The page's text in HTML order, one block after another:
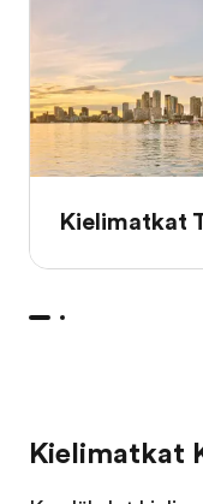
Kielimatkat
Kielimatkat